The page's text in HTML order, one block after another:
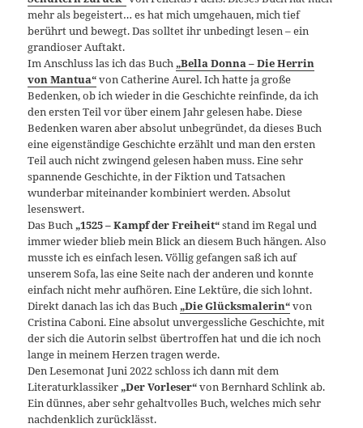
mehr als begeistert… es hat mich umgehauen, mich tief
berührt und bewegt. Das solltet ihr unbedingt lesen – ein
grandioser Auftakt.
Im Anschluss las ich das Buch „Bella Donna – Die Herrin
von Mantua“von Catherine Aurel. Ich hatte ja große
Bedenken, ob ich wieder in die Geschichte reinfinde, da ich
den ersten Teil vor über einem Jahr gelesen habe. Diese
Bedenken waren aber absolut unbegründet, da dieses Buch
eine eigenständige Geschichte erzählt und man den ersten
Teil auch nicht zwingend gelesen haben muss. Eine sehr
spannende Geschichte, in der Fiktion und Tatsachen
wunderbar miteinander kombiniert werden. Absolut
lesenswert.
Das Buch „1525 – Kampf der Freiheit“stand im Regal und
immer wieder blieb mein Blick an diesem Buch hängen. Also
musste ich es einfach lesen. Völlig gefangen saß ich auf
unserem Sofa, las eine Seite nach der anderen und konnte
einfach nicht mehr aufhören. Eine Lektüre, die sich lohnt.
Direkt danach las ich das Buch „Die Glücksmalerin“von
Cristina Caboni. Eine absolut unvergessliche Geschichte, mit
der sich die Autorin selbst übertroffen hat und die ich noch
lange in meinem Herzen tragen werde.
Den Lesemonat Juni 2022 schloss ich dann mit dem
Literaturklassiker „Der Vorleser“von Bernhard Schlink ab.
Ein dünnes, aber sehr gehaltvolles Buch, welches mich sehr
nachdenklich zurücklässt.